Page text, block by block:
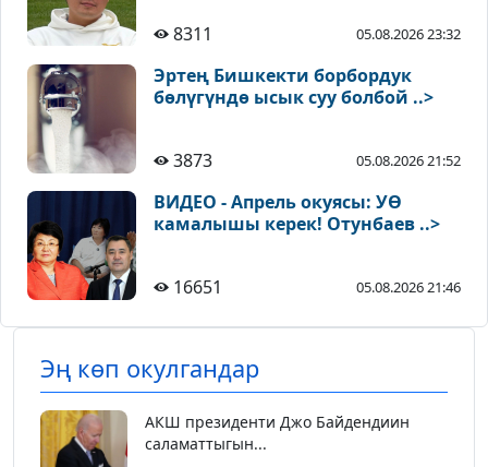
8311 05.08.2026 23:32
Эртең Бишкекти борбордук
бөлүгүндө ысык суу болбой ..>
3873 05.08.2026 21:52
ВИДЕО - Апрель окуясы: УӨ
камалышы керек! Отунбаев ..>
16651 05.08.2026 21:46
Эң көп окулгандар
АКШ президенти Джо Байдендиин
саламаттыгын...